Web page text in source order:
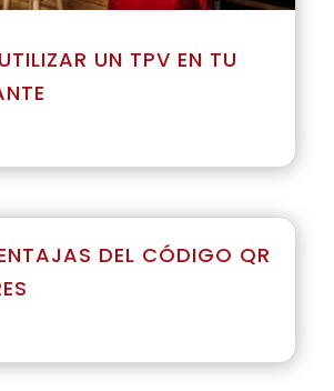
UN TPV EN TU
DEL CÓDIGO QR